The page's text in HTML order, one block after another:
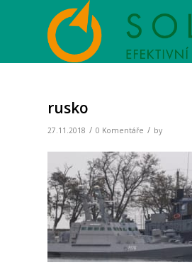
rusko
27.11.2018 / 0 Komentáře / by